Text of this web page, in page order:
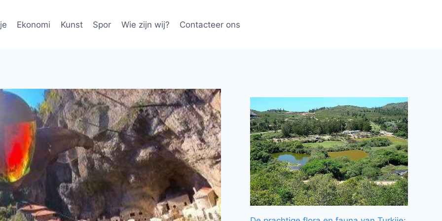
Ekonomi Kunst Spor Wie zijn wij? Contacteer ons